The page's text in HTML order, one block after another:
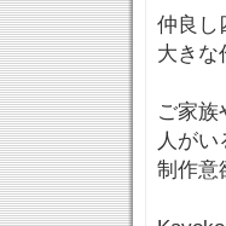
仲良し
大きな
ご家
人がい
制作意